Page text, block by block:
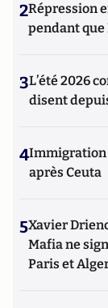
2Répression
pendant
3L’été 2026
disent
4Immigration
après Ceuta
5Xavier
Mafia ne
Paris et